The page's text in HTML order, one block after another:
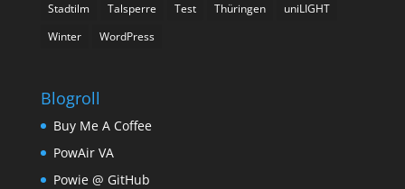
Stadtilm
Talsperre Test Thüringen
uniLIGHT
Winter
WordPress
Blogroll
Buy Me A Coffee
PowAir VA
Powie @ GitHub